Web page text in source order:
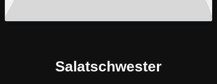
Salatschwester